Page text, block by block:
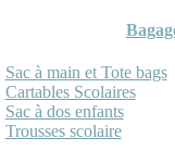
Sac à main et Tote bags
Cartables Scolaires
Sac à dos enfants
Trousses scolaire